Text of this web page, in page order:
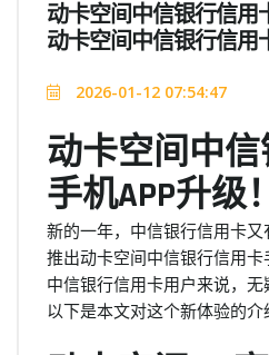
动卡空间中信银行信用
动卡空间中信银行信用
2026-01-12 07:54:47
动卡空间中
手机APP升级！
新的一年，中信银行信用卡
推出动卡空间中信银行信用
中信银行信用卡用户来说，无
以下是本文对这个新体验的介